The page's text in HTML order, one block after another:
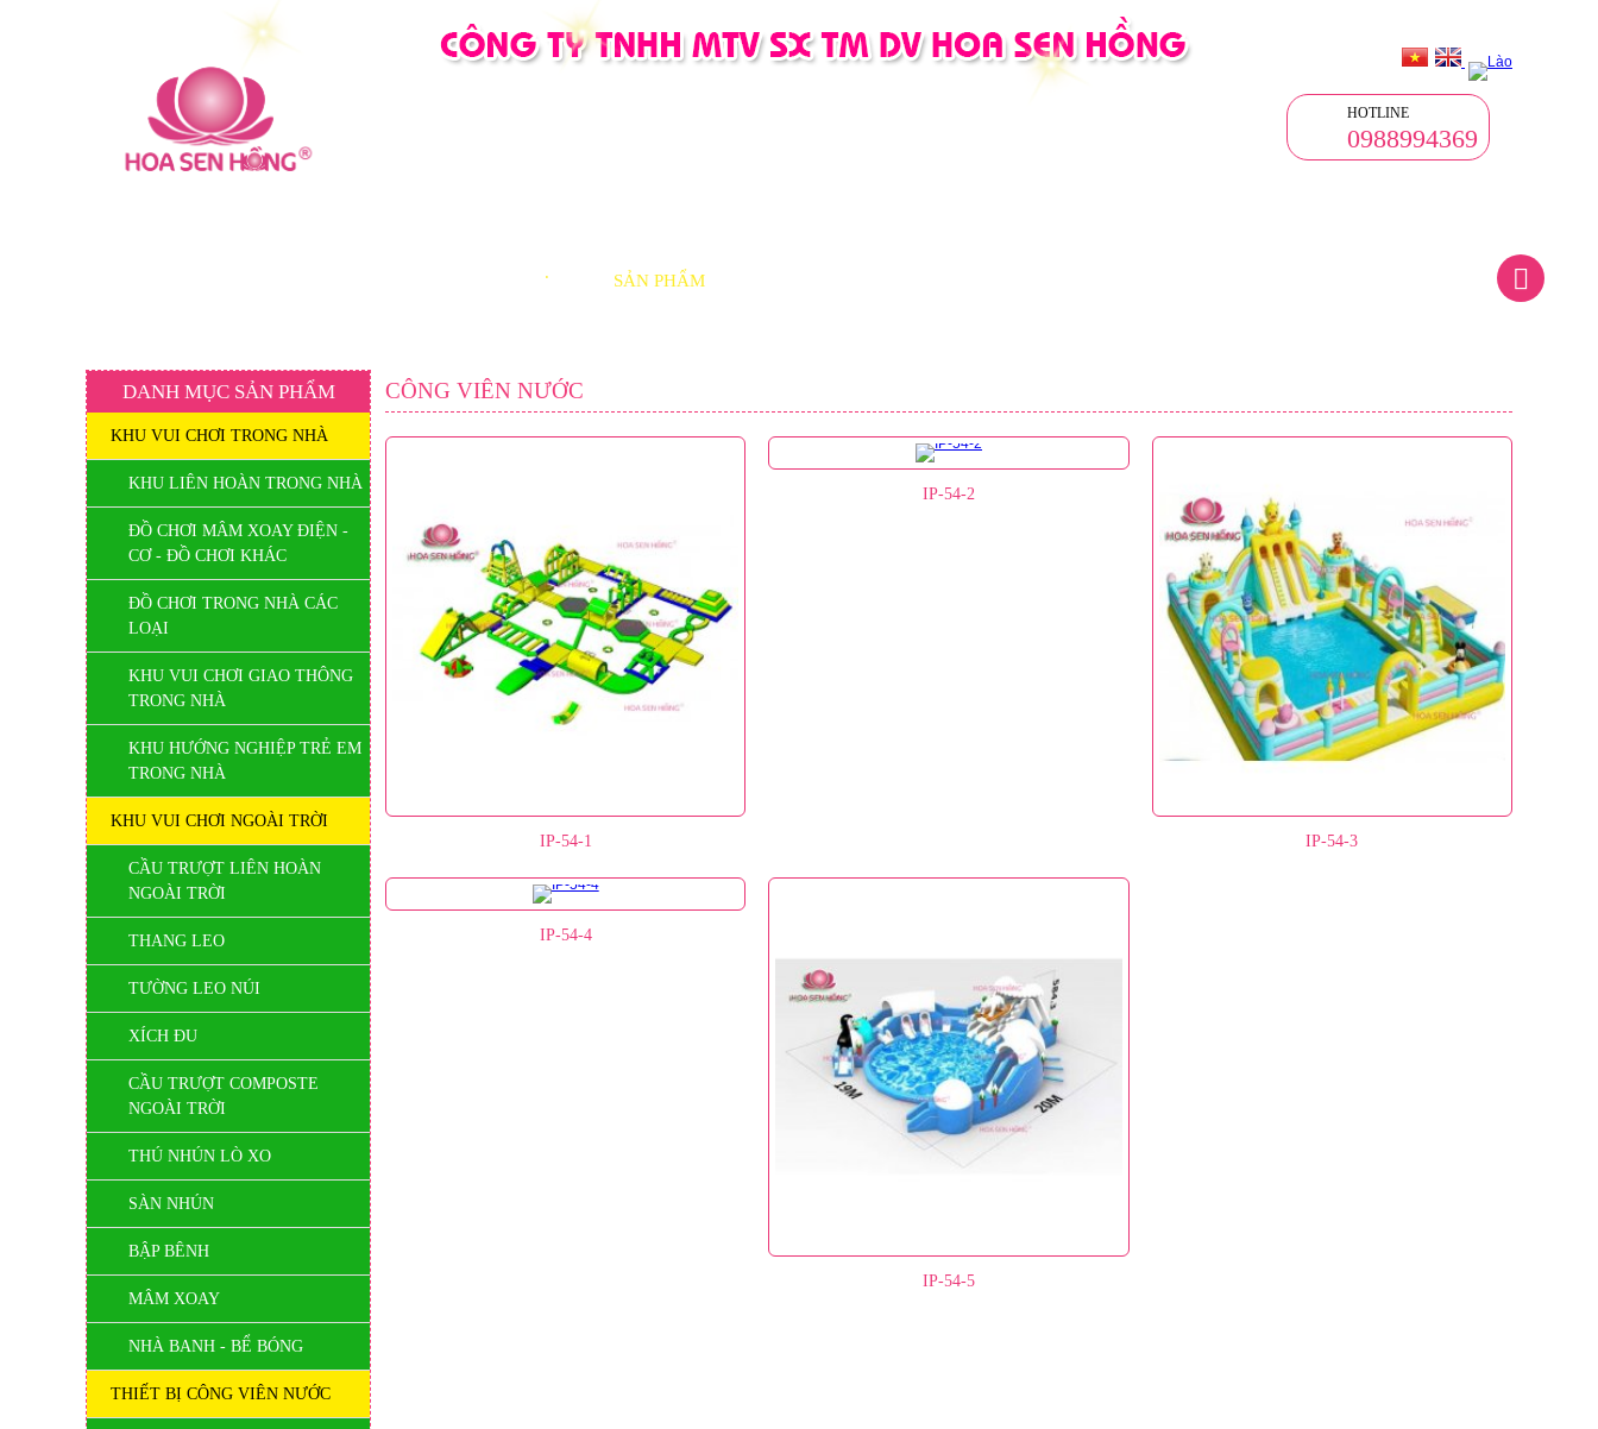
HOTLINE
0988994369
SẢN PHẨM
CÔNG VIÊN NƯỚC
IP-54-1
IP-54-2
IP-54-3
IP-54-4
IP-54-5
DANH MỤC SẢN PHẨM
KHU VUI CHƠI TRONG NHÀ
KHU LIÊN HOÀN TRONG NHÀ
ĐỒ CHƠI MÂM XOAY ĐIỆN -
CƠ - ĐỒ CHƠI KHÁC
ĐỒ CHƠI TRONG NHÀ CÁC
LOẠI
KHU VUI CHƠI GIAO THÔNG
TRONG NHÀ
KHU HƯỚNG NGHIỆP TRẺ EM
TRONG NHÀ
KHU VUI CHƠI NGOÀI TRỜI
CẦU TRƯỢT LIÊN HOÀN
NGOÀI TRỜI
THANG LEO
TƯỜNG LEO NÚI
XÍCH ĐU
CẦU TRƯỢT COMPOSTE
NGOÀI TRỜI
THÚ NHÚN LÒ XO
SÀN NHÚN
BẬP BÊNH
MÂM XOAY
NHÀ BANH - BỂ BÓNG
THIẾT BỊ CÔNG VIÊN NƯỚC